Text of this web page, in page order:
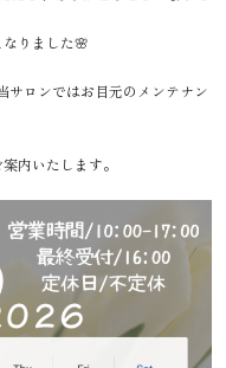
りました🌸
サロンではお目元のメンテナン
内いたします。